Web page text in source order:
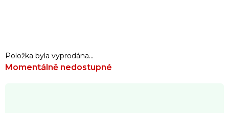
Položka byla vyprodána…
Momentálně nedostupné